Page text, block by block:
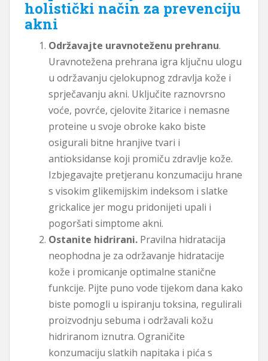
holistički način za prevenciju
akni
Održavajte uravnoteženu prehranu.
Uravnotežena prehrana igra ključnu ulogu
u održavanju cjelokupnog zdravlja kože i
sprječavanju akni. Uključite raznovrsno
voće, povrće, cjelovite žitarice i nemasne
proteine ​​u svoje obroke kako biste
osigurali bitne hranjive tvari i
antioksidanse koji promiču zdravlje kože.
Izbjegavajte pretjeranu konzumaciju hrane
s visokim glikemijskim indeksom i slatke
grickalice jer mogu pridonijeti upali i
pogoršati simptome akni.
Ostanite hidrirani. Pravilna hidratacija
neophodna je za održavanje hidratacije
kože i promicanje optimalne stanične
funkcije. Pijte puno vode tijekom dana kako
biste pomogli u ispiranju toksina, regulirali
proizvodnju sebuma i održavali kožu
hidriranom iznutra. Ograničite
konzumaciju slatkih napitaka i pića s